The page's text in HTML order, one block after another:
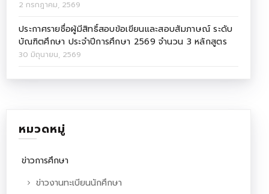
2 กรกฎาคม, 2569
ประกาศรายชื่อผู้มีสิทธิ์สอบข้อเขียนและสอบสัมภาษณ์ ระดับ
บัณฑิตศึกษา ประจำปีการศึกษา 2569 จำนวน 3 หลักสูตร
30 มิถุนายน, 2569
หมวดหมู่
ข่าวการศึกษา
ข่าวงานทะเบียนนักศึกษา